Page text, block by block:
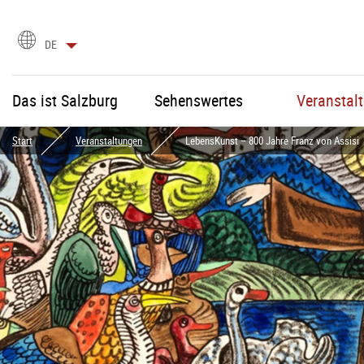
Sprachauswahl
DE
Das ist Salzburg Sehenswertes
Start Veranstaltungen LebensKunst – 800 Jahre Franz von Assisi